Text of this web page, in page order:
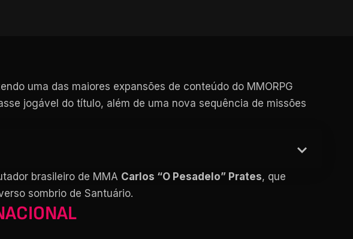
uma das maiores expansões de conteúdo do MMORPG
jogável do título, além de uma nova sequência de missões
brasileiro de MMA Carlos “O Pesadelo” Prates, que
sombrio de Santuário.